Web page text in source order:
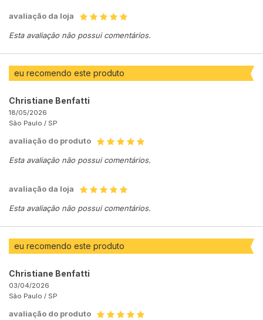
avaliação da loja
Esta avaliação não possui comentários.
eu recomendo este produto
Christiane Benfatti
18/05/2026
São Paulo / SP
avaliação do produto
Esta avaliação não possui comentários.
avaliação da loja
Esta avaliação não possui comentários.
eu recomendo este produto
Christiane Benfatti
03/04/2026
São Paulo / SP
avaliação do produto